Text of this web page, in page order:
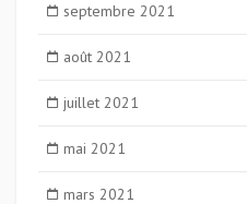
septembre 2021
août 2021
juillet 2021
mai 2021
mars 2021